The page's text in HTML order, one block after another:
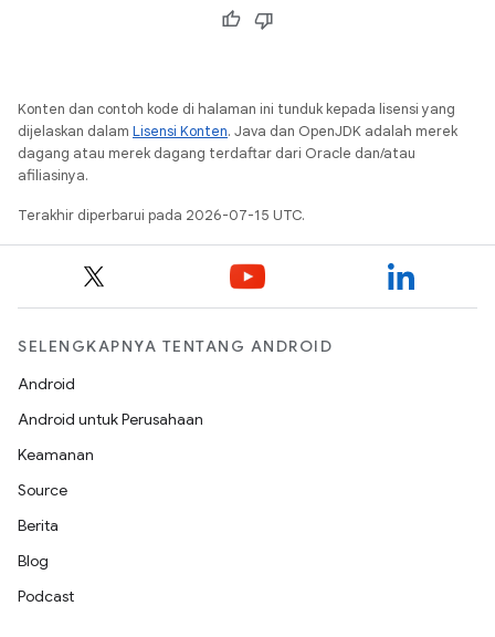
Konten dan contoh kode di halaman ini tunduk kepada lisensi yang
dijelaskan dalam Lisensi Konten. Java dan OpenJDK adalah merek
dagang atau merek dagang terdaftar dari Oracle dan/atau
afiliasinya.
Terakhir diperbarui pada 2026-07-15 UTC.
SELENGKAPNYA TENTANG ANDROID
Android
Android untuk Perusahaan
Keamanan
Source
Berita
Blog
Podcast